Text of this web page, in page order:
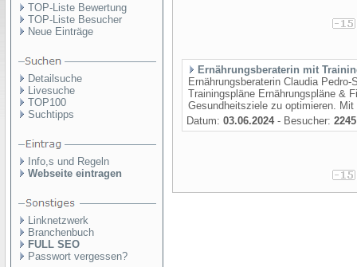
TOP-Liste Bewertung
TOP-Liste Besucher
Neue Einträge
Detailsuche
Livesuche
TOP100
Suchtipps
Info,s und Regeln
Webseite eintragen
Linknetzwerk
Branchenbuch
FULL SEO
Passwort vergessen?
Ernährungsberaterin mit
Ernährungsberaterin Claudia
Trainingspläne Ernährungspläne &
Gesundheitsziele zu optimieren.
Datum: 03.06.2024- Besucher: 2245